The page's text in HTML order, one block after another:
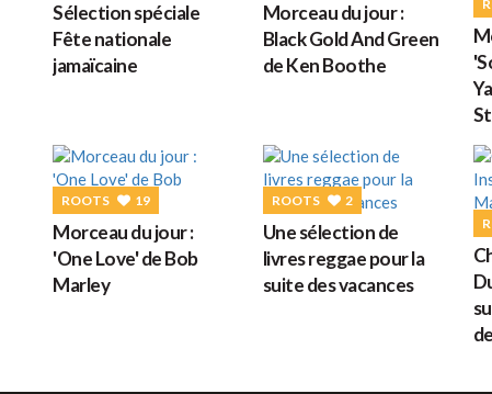
Sélection spéciale
Fête nationale
jamaïcaine
Morceau du jour :
Black Gold And Green
de Ken Boothe
ROOTS 19
Morceau du jour :
'One Love' de Bob
Marley
ROOTS 2
Une sélection de
livres reggae pour la
suite des vacances